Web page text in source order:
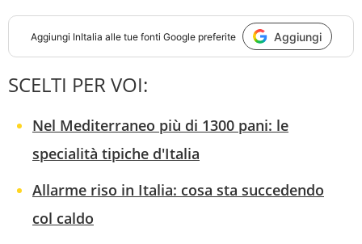
Aggiungi InItalia alle tue fonti Google preferite Aggiungi
SCELTI PER VOI:
Nel Mediterraneo più di 1300 pani: le
specialità tipiche d'Italia
Allarme riso in Italia: cosa sta succedendo
col caldo